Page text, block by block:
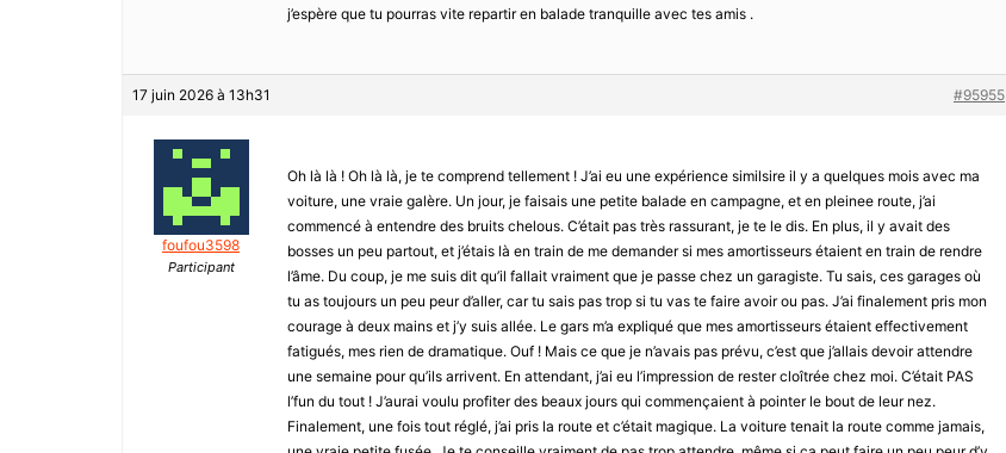
j’espère que tu pourras vite repartir en balade tranquille avec tes amis .
17 juin 2026 à 13h31 #95955
foufou3598
Participant
Oh là là ! Oh là là, je te comprend tellement ! J’ai eu une expérience similsire il y a quelques mois avec ma
voiture, une vraie galère. Un jour, je faisais une petite balade en campagne, et en pleinee route, j’ai
commencé à entendre des bruits chelous. C’était pas très rassurant, je te le dis. En plus, il y avait des
bosses un peu partout, et j’étais là en train de me demander si mes amortisseurs étaient en train de rendre
l’âme. Du coup, je me suis dit qu’il fallait vraiment que je passe chez un garagiste. Tu sais, ces garages où
tu as toujours un peu peur d’aller, car tu sais pas trop si tu vas te faire avoir ou pas. J’ai finalement pris mon
courage à deux mains et j’y suis allée. Le gars m’a expliqué que mes amortisseurs étaient effectivement
fatigués, mes rien de dramatique. Ouf ! Mais ce que je n’avais pas prévu, c’est que j’allais devoir attendre
une semaine pour qu’ils arrivent. En attendant, j’ai eu l’impression de rester cloîtrée chez moi. C’était PAS
l’fun du tout ! J’aurai voulu profiter des beaux jours qui commençaient à pointer le bout de leur nez.
Finalement, une fois tout réglé, j’ai pris la route et c’était magique. La voiture tenait la route comme jamais,